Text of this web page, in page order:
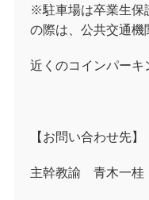
※駐車場は卒業生保
の際は、公共交通機
近くのコインパーキ
【お問い合わせ先】
主幹教諭 青木一桂